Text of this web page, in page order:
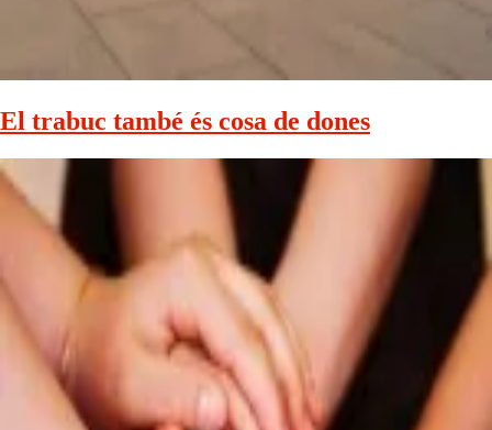
El trabuc també és cosa de dones